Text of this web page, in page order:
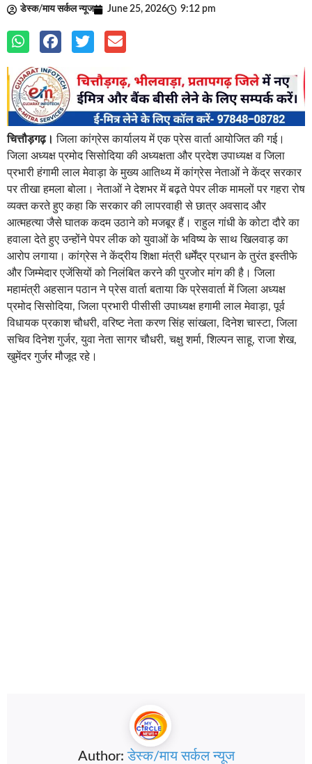
डेस्क/माय सर्कल न्यूज June 25, 2026 9:12 pm
चित्तौड़गढ़। जिला कांग्रेस कार्यालय में एक प्रेस वार्ता आयोजित की गई।
जिला अध्यक्ष प्रमोद सिसोदिया की अध्यक्षता और प्रदेश उपाध्यक्ष व जिला
प्रभारी हंगामी लाल मेवाड़ा के मुख्य आतिथ्य में कांग्रेस नेताओं ने केंद्र सरकार
पर तीखा हमला बोला। नेताओं ने देशभर में बढ़ते पेपर लीक मामलों पर गहरा रोष
व्यक्त करते हुए कहा कि सरकार की लापरवाही से छात्र अवसाद और
आत्महत्या जैसे घातक कदम उठाने को मजबूर हैं। राहुल गांधी के कोटा दौरे का
हवाला देते हुए उन्होंने पेपर लीक को युवाओं के भविष्य के साथ खिलवाड़ का
आरोप लगाया। कांग्रेस ने केंद्रीय शिक्षा मंत्री धर्मेंद्र प्रधान के तुरंत इस्तीफे
और जिम्मेदार एजेंसियों को निलंबित करने की पुरजोर मांग की है। जिला
महामंत्री अहसान पठान ने प्रेस वार्ता बताया कि प्रेसवार्ता में जिला अध्यक्ष
प्रमोद सिसोदिया, जिला प्रभारी पीसीसी उपाध्यक्ष हगामी लाल मेवाड़ा, पूर्व
विधायक प्रकाश चौधरी, वरिष्ट नेता करण सिंह सांखला, दिनेश चास्टा, जिला
सचिव दिनेश गुर्जर, युवा नेता सागर चौधरी, चक्षु शर्मा, शिल्पन साहू, राजा शेख,
खुमेंदर गुर्जर मौजूद रहे।
Author:डेस्क/माय सर्कल न्यूज